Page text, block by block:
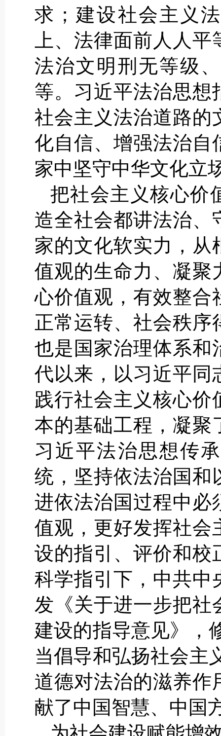
求；建设社会主义
上、法律面前人人
法治文明刑无等级
等。习近平法治思想
社会主义法治道路的
化自信、增强法治自
家中坚守中华文化立
把社会主义核心价
造全社会都讲法治、
家的文化软实力，从
值观的生命力、凝聚
心价值观，有效整合
正常运转、社会秩序
也是国家治理体系和
代以来，以习近平同
践行社会主义核心
本的基础工程，凝聚
习近平法治思想传
统，坚持依法治国和
进依法治国过程中必
值观，更好发挥社会
设的指引、评价和校
科学指引下，中共中
发《关于进一步把社
建设的指导意见》，
当倡导和弘扬社会主
道德对法治的滋养作
献了中国智慧、中国